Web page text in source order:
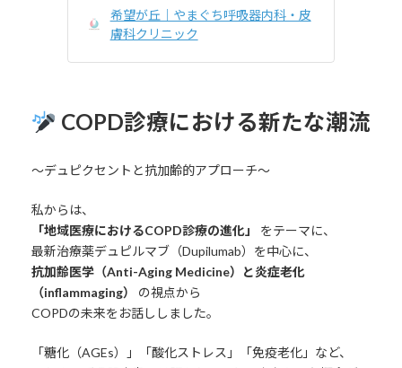
希望が丘｜やまぐち呼吸器内科・皮
膚科クリニック
COPD診療における新たな潮流
〜デュピクセントと抗加齢的アプローチ〜
私からは、
「地域医療におけるCOPD診療の進化」
をテーマに、
最新治療薬デュピルマブ（Dupilumab）を中心に、
抗加齢医学（Anti-Aging Medicine）と炎症老化
（inflammaging）
の視点から
COPDの未来をお話ししました。
「糖化（AGEs）」「酸化ストレス」「免疫老化」など、